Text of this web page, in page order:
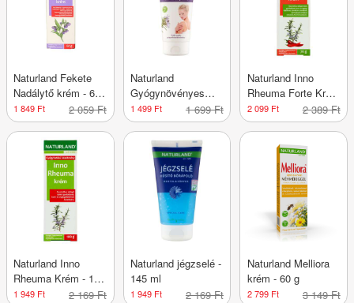
Naturland Fekete
Nadálytő krém - 60
g1 849 Ft 2 059 Ft
Naturland
Gyógynövényes
Sósborszesz gél -
180 ml
1 499 Ft 1 699 Ft
Naturland Inno
Rheuma Forte Krém
- 70 g
2 099 Ft 2 389 Ft
Naturland Inno
Rheuma Krém - 100
g1 949 Ft 2 169 Ft
Naturland jégzselé -
145 ml
1 949 Ft 2 169 Ft
Naturland Melliora
krém - 60 g
2 799 Ft 3 149 Ft